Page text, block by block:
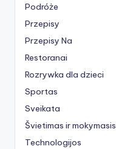
Podróże
Przepisy
Przepisy Na
Restoranai
Rozrywka dla dzieci
Sportas
Sveikata
Švietimas ir mokymasis
Technologijos